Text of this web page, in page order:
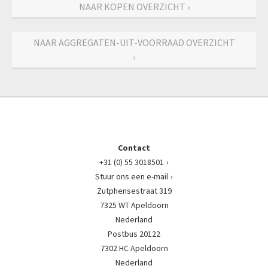
NAAR KOPEN OVERZICHT ›
NAAR AGGREGATEN-UIT-VOORRAAD OVERZICHT
›
Contact
+31 (0) 55 3018501
Stuur ons een e-mail
Zutphensestraat 319
7325 WT Apeldoorn
Nederland
Postbus 20122
7302 HC Apeldoorn
Nederland